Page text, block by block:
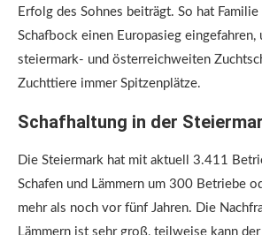
Erfolg des Sohnes beiträgt. So hat
Schafbock einen Europasieg eingefahren,
steiermark- und österreichweiten
Zuchttiere immer Spitzenplätze.
Schafhaltung in der
Die Steiermark hat mit aktuell 3.411
Schafen und Lämmern um 300 Betriebe
mehr als noch vor fünf Jahren. Die
Lämmern ist sehr groß, teilweise kann